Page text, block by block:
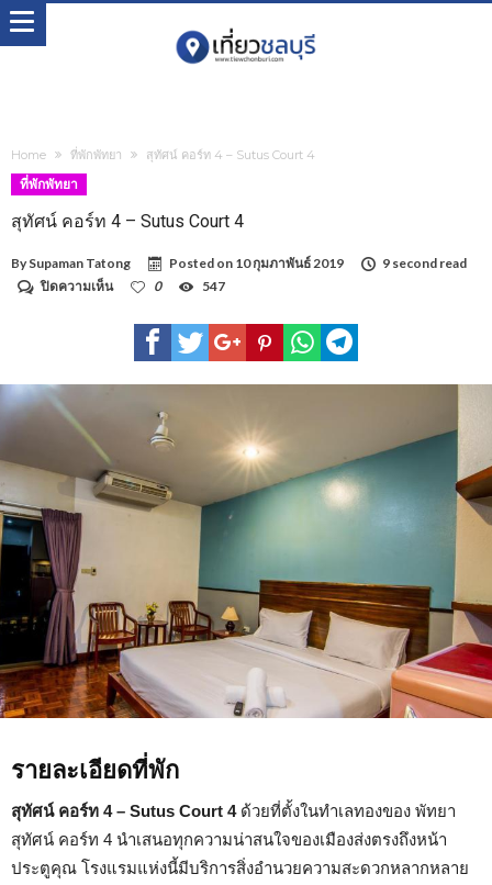
Home ที่พักพัทยา สุทัศน์ คอร์ท 4 – Sutus Court 4
ที่พักพัทยา
สุทัศน์ คอร์ท 4 – Sutus Court 4
By Supaman Tatong Posted on 10 กุมภาพันธ์ 2019
9 second read
ปิดความเห็นบน
คอร์ท
0 547
รายละเอียดที่พัก
สุทัศน์ คอร์ท 4 – Sutus Court 4ด้วยที่ตั้งในทำเลทองของ พัทยา
สุทัศน์ คอร์ท 4 นำเสนอทุกความน่าสนใจของเมืองส่งตรงถึงหน้า
ประตูคุณ โรงแรมแห่งนี้มีบริการสิ่งอำนวยความสะดวกหลากหลาย